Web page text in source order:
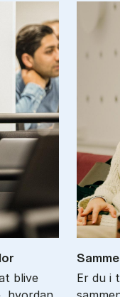
blive
Er du i